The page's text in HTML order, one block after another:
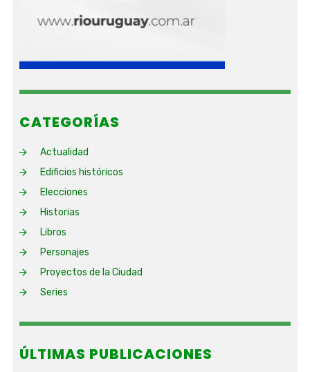
CATEGORÍAS
Actualidad
Edificios históricos
Elecciones
Historias
Libros
Personajes
Proyectos de la Ciudad
Series
ÚLTIMAS PUBLICACIONES